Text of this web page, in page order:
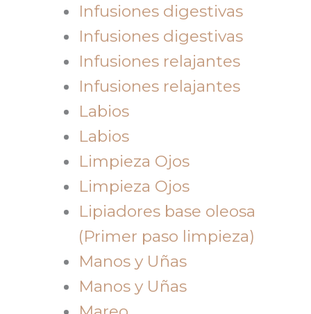
Infusiones digestivas
Infusiones digestivas
Infusiones relajantes
Infusiones relajantes
Labios
Labios
Limpieza Ojos
Limpieza Ojos
Lipiadores base oleosa
(Primer paso limpieza)
Manos y Uñas
Manos y Uñas